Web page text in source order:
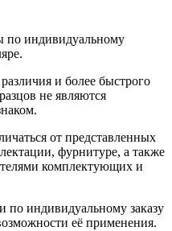
по индивидуальному
и более быстрого
не являются
от представленных
фурнитуре, а также
комплектующих и
по индивидуальному заказу
её применения.